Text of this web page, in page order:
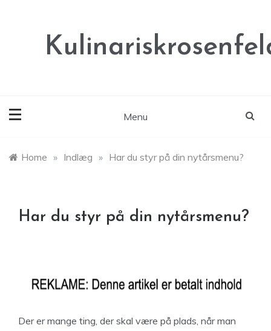
Menu
Home » Indlæg » Har du styr på din nytårsmenu?
Har du styr på din nytårsmenu?
Der er mange ting, der skal være på plads, når man